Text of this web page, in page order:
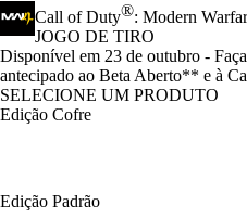
Call of Duty®: Modern
JOGO DE TIRO
Product Notification
Disponível em 23 de outubro -
antecipado ao Beta Aberto** e à
SELECIONE UM PRODUTO
Edição Cofre
Edição Padrão